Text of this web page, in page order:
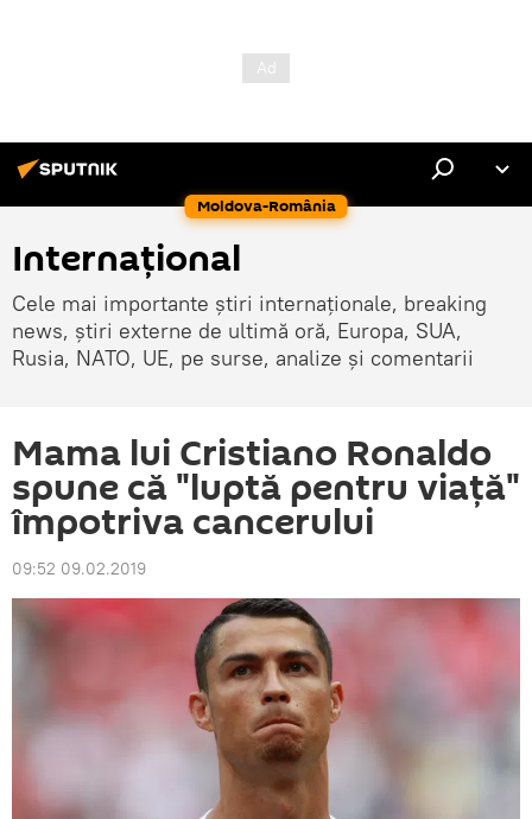
Moldova-România
Internaţional
Cele mai importante știri internaționale, breaking
news, știri externe de ultimă oră, Europa, SUA,
Rusia, NATO, UE, pe surse, analize și comentarii
Mama lui Cristiano Ronaldo
spune că "luptă pentru viaţă"
împotriva cancerului
09:52 09.02.2019